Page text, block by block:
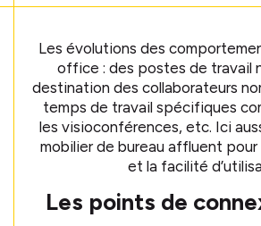
Les évolutions des
office : des postes de travail
destination des collaborateurs
temps de travail spécifiques
les visioconférences, etc. Ici
mobilier de bureau affluent
et la facilité
Les points de